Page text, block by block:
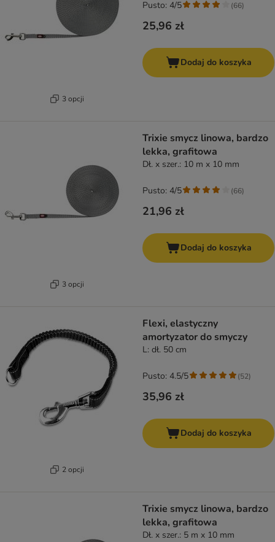
3 opcji
25,96 zł
Pusto: 4/5 (66)
Dodaj do koszyka
3 opcji
Trixie smycz linowa, bardzo
lekka, grafitowa
Dł. x szer.: 10 m x 10 mm
21,96 zł
Pusto: 4/5 (66)
Dodaj do koszyka
2 opcji
Flexi, elastyczny
amortyzator do smyczy
L: dł. 50 cm
35,96 zł
Pusto: 4.5/5 (52)
Dodaj do koszyka
Trixie smycz linowa, bardzo
lekka, grafitowa
Dł. x szer.: 5 m x 10 mm